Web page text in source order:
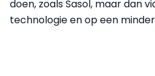
doen, zoals Sasol, maar dan
technologie en op een